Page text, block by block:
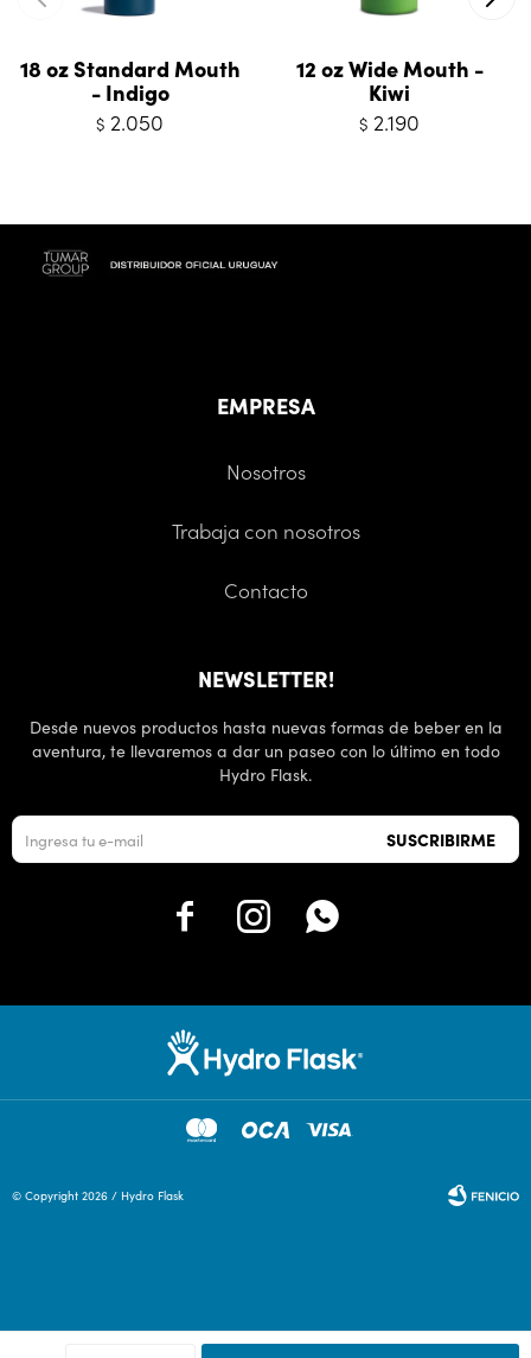
18 oz Standard Mouth
- Indigo
$ 2.050
12 oz Wide Mouth -
Kiwi
$ 2.190
EMPRESA
Nosotros
Trabaja con nosotros
Contacto
NEWSLETTER!
Desde nuevos productos hasta nuevas formas de beber en la
aventura, te llevaremos a dar un paseo con lo último en todo
Hydro Flask.
SUSCRIBIRME
  
© Copyright 2026 / Hydro Flask